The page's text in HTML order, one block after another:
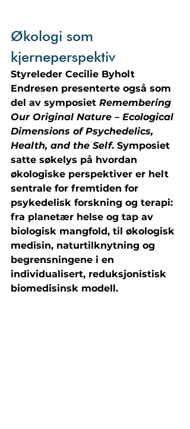
Økologi som
kjerneperspektiv
Styreleder Cecilie Byholt
Endresen presenterte også som
del av symposiet Remembering
Our Original Nature – Ecological
Dimensions of Psychedelics,
Health, and the Self. Symposiet
satte søkelys på hvordan
økologiske perspektiver er helt
sentrale for fremtiden for
psykedelisk forskning og terapi:
fra planetær helse og tap av
biologisk mangfold, til økologisk
medisin, naturtilknytning og
begrensningene i en
individualisert, reduksjonistisk
biomedisinsk modell.